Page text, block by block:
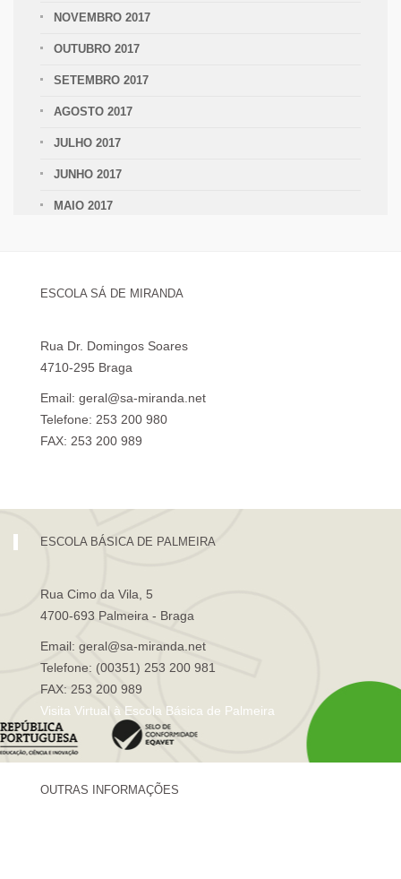
NOVEMBRO 2017
OUTUBRO 2017
SETEMBRO 2017
AGOSTO 2017
JULHO 2017
JUNHO 2017
MAIO 2017
ESCOLA SÁ DE MIRANDA
Rua Dr. Domingos Soares
4710-295 Braga
Email: geral@sa-miranda.net
Telefone: 253 200 980
FAX: 253 200 989
ESCOLA BÁSICA DE PALMEIRA
Rua Cimo da Vila, 5
4700-693 Palmeira - Braga
Email: geral@sa-miranda.net
Telefone: (00351) 253 200 981
FAX: 253 200 989
Visita Virtual à Escola Básica de Palmeira
OUTRAS INFORMAÇÕES